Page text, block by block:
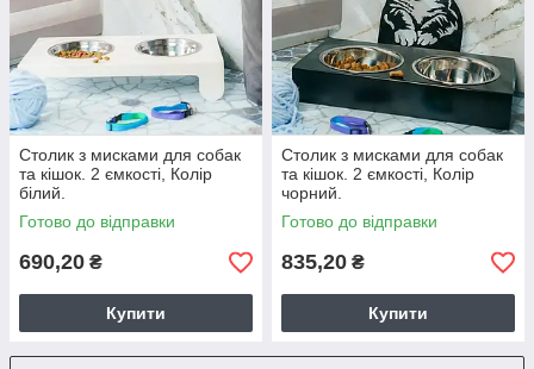
Столик з мисками для собак
та кішок. 2 ємкості, Колір
білий.
Готово до відправки
690,20 ₴
Купити
Столик з мисками для собак
та кішок. 2 ємкості, Колір
чорний.
Готово до відправки
835,20 ₴
Купити